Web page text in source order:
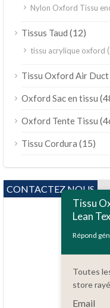
Nylon Oxford Tissu
Tissus Taud (12)
tissu acrylique oxford
Tissu Oxford Air Duct
Oxford Sac en tissu
Oxford Tente Tissu
Tissu Cordura (15)
CONTACTEZ NOUS
Tissu
Lean
Répond
Toutes
store
Email